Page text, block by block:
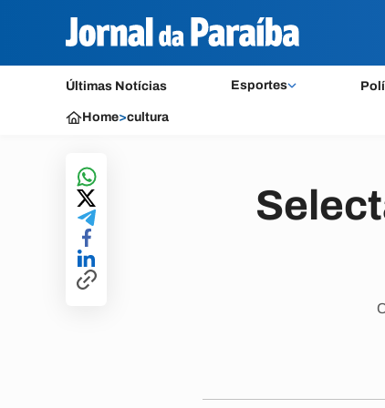
Últimas Notícias Esportes
Home>cultura